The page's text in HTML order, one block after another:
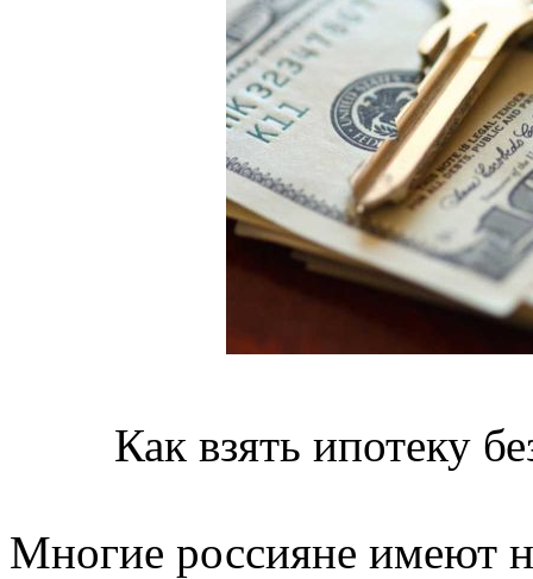
Как взять ипотеку
Многие россияне имеют